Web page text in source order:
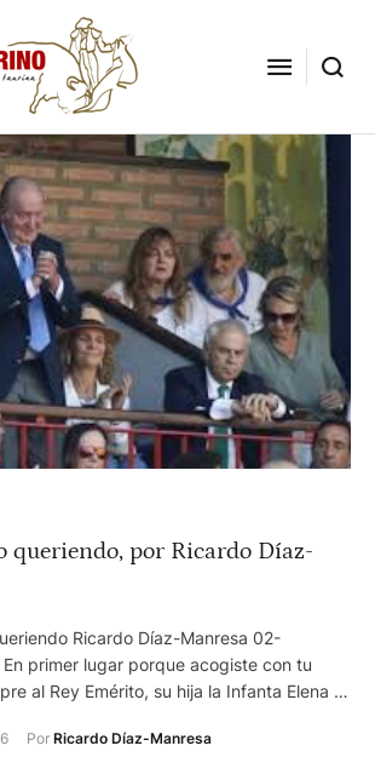
queriendo, por Ricardo Díaz-
Ricardo Díaz-Manresa 02-
primer lugar porque acogiste con tu
al Rey Emérito, su hija la Infanta Elena –
aficionados. Y por tus aplausos
Por Ricardo Díaz-Manresa